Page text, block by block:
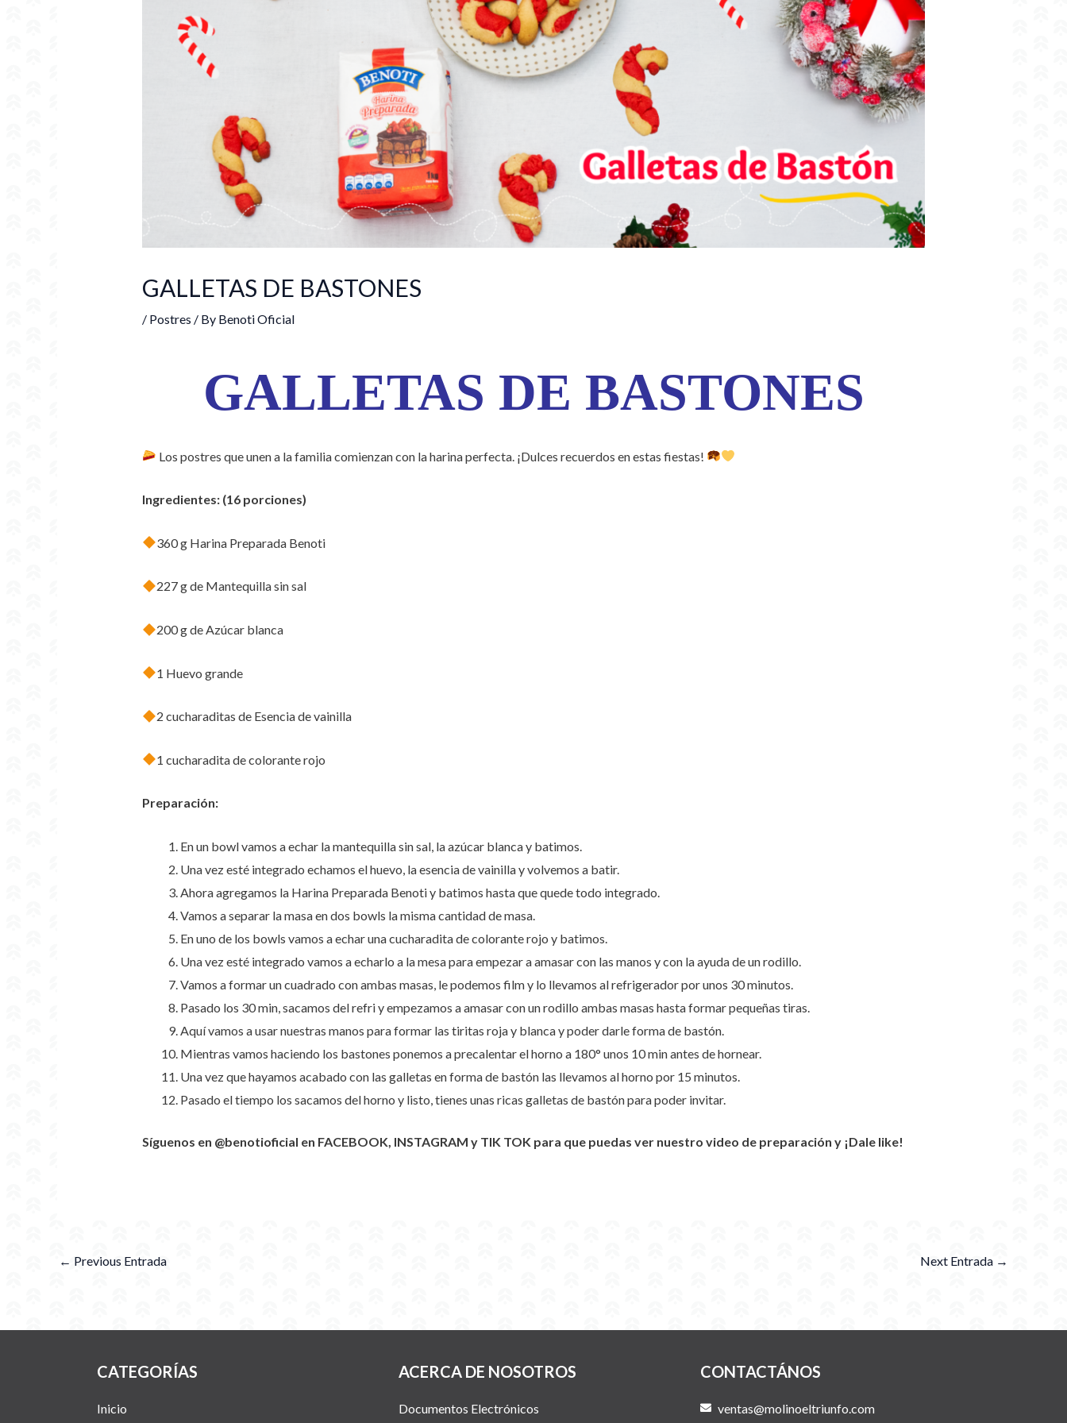
GALLETAS DE BASTONES
/ Postres / By Benoti Oficial
GALLETAS DE BASTONES
Los postres que unen a la familia comienzan con la harina perfecta. ¡Dulces recuerdos en estas fiestas!
Ingredientes: (16 porciones)
360 g Harina Preparada Benoti
227 g de Mantequilla sin sal
200 g de Azúcar blanca
1 Huevo grande
2 cucharaditas de Esencia de vainilla
1 cucharadita de colorante rojo
Preparación:
En un bowl vamos a echar la mantequilla sin sal, la azúcar blanca y batimos.
Una vez esté integrado echamos el huevo, la esencia de vainilla y volvemos a batir.
Ahora agregamos la Harina Preparada Benoti y batimos hasta que quede todo integrado.
Vamos a separar la masa en dos bowls la misma cantidad de masa.
En uno de los bowls vamos a echar una cucharadita de colorante rojo y batimos.
Una vez esté integrado vamos a echarlo a la mesa para empezar a amasar con las manos y con la ayuda de un rodillo.
Vamos a formar un cuadrado con ambas masas, le podemos film y lo llevamos al refrigerador por unos 30 minutos.
Pasado los 30 min, sacamos del refri y empezamos a amasar con un rodillo ambas masas hasta formar pequeñas tiras.
Aquí vamos a usar nuestras manos para formar las tiritas roja y blanca y poder darle forma de bastón.
Mientras vamos haciendo los bastones ponemos a precalentar el horno a 180° unos 10 min antes de hornear.
Una vez que hayamos acabado con las galletas en forma de bastón las llevamos al horno por 15 minutos.
Pasado el tiempo los sacamos del horno y listo, tienes unas ricas galletas de bastón para poder invitar.
Síguenos en @benotioficial en FACEBOOK, INSTAGRAM y TIK TOK para que puedas ver nuestro video de preparación y ¡Dale like!
← Previous Entrada Next Entrada →
CATEGORÍAS
Inicio
ACERCA DE NOSOTROS
Documentos Electrónicos
CONTACTÁNOS
ventas@molinoeltriunfo.com